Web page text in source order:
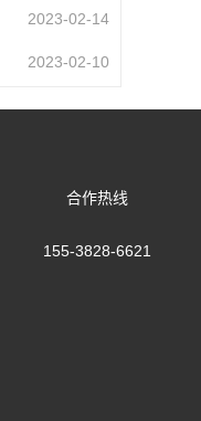
2023-02-14
2023-02-10
合作热线
155-3828-6621